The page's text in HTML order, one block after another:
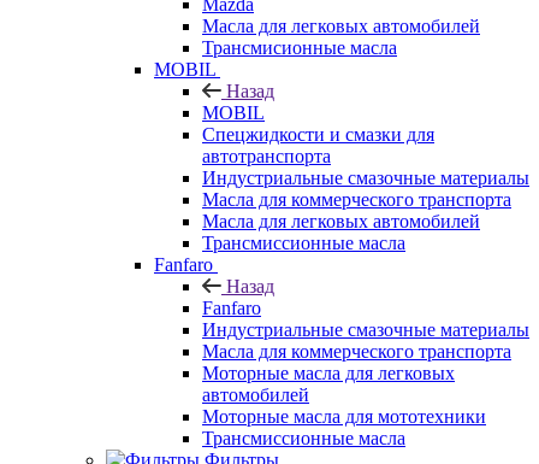
Mazda
Масла для легковых автомобилей
Трансмисионные масла
MOBIL
Назад
MOBIL
Cпецжидкости и смазки для
автотранспорта
Индустриальные смазочные материалы
Масла для коммерческого транспорта
Масла для легковых автомобилей
Трансмиссионные масла
Fanfaro
Назад
Fanfaro
Индустриальные смазочные материалы
Масла для коммерческого транспорта
Моторные масла для легковых
автомобилей
Моторные масла для мототехники
Трансмиссионные масла
Фильтры